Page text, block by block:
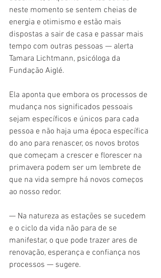
neste momento se sentem cheias de
energia e otimismo e estão mais
dispostas a sair de casa e passar mais
tempo com outras pessoas — alerta
Tamara Lichtmann, psicóloga da
Fundação Aiglé.
Ela aponta que embora os processos de
mudança nos significados pessoais
sejam específicos e únicos para cada
pessoa e não haja uma época específica
do ano para renascer, os novos brotos
que começam a crescer e florescer na
primavera podem ser um lembrete de
que na vida sempre há novos começos
ao nosso redor.
— Na natureza as estações se sucedem
e o ciclo da vida não para de se
manifestar, o que pode trazer ares de
renovação, esperança e confiança nos
processos — sugere.